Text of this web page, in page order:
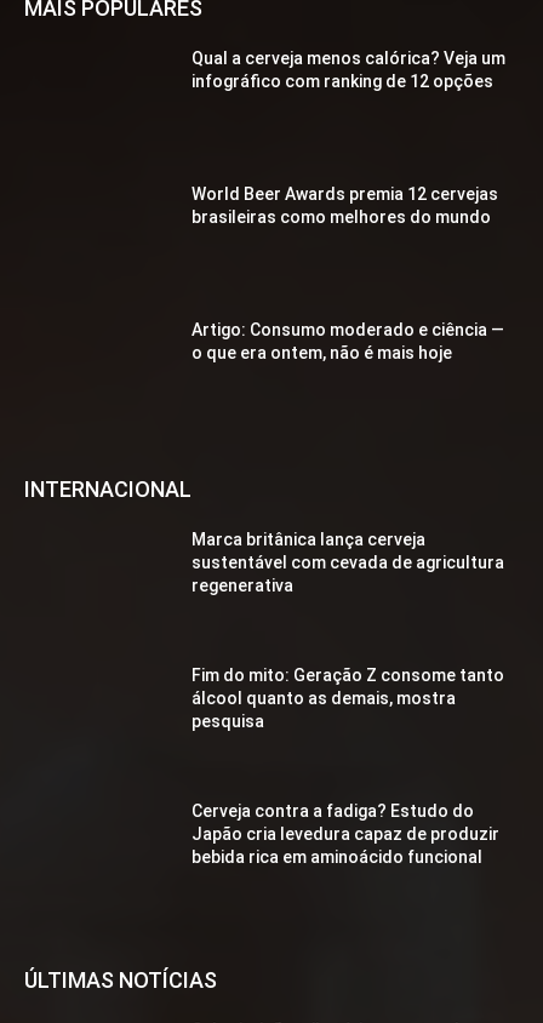
MAIS POPULARES
Qual a cerveja menos calórica? Veja um
infográfico com ranking de 12 opções
World Beer Awards premia 12 cervejas
brasileiras como melhores do mundo
Artigo: Consumo moderado e ciência —
o que era ontem, não é mais hoje
INTERNACIONAL
Marca britânica lança cerveja
sustentável com cevada de agricultura
regenerativa
Fim do mito: Geração Z consome tanto
álcool quanto as demais, mostra
pesquisa
Cerveja contra a fadiga? Estudo do
Japão cria levedura capaz de produzir
bebida rica em aminoácido funcional
ÚLTIMAS NOTÍCIAS